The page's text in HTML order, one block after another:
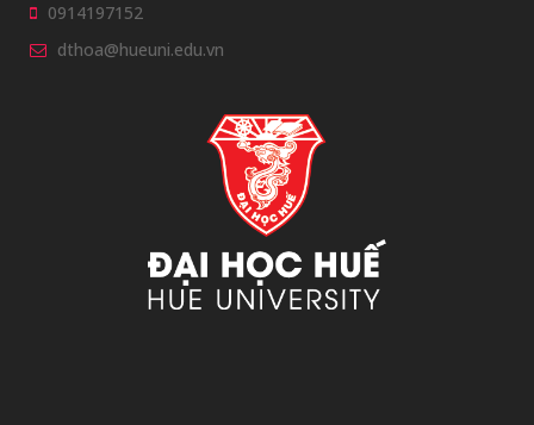
0914197152
dthoa@hueuni.edu.vn